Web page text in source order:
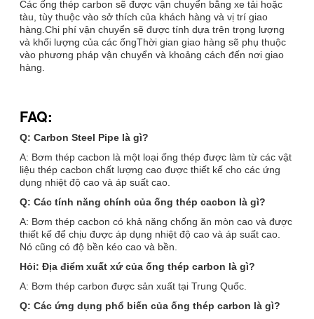
Các ống thép carbon sẽ được vận chuyển bằng xe tải hoặc
tàu, tùy thuộc vào sở thích của khách hàng và vị trí giao
hàng.Chi phí vận chuyển sẽ được tính dựa trên trọng lượng
và khối lượng của các ốngThời gian giao hàng sẽ phụ thuộc
vào phương pháp vận chuyển và khoảng cách đến nơi giao
hàng.
FAQ:
Q: Carbon Steel Pipe là gì?
A: Bơm thép cacbon là một loại ống thép được làm từ các vật
liệu thép cacbon chất lượng cao được thiết kế cho các ứng
dụng nhiệt độ cao và áp suất cao.
Q: Các tính năng chính của ống thép cacbon là gì?
A: Bơm thép cacbon có khả năng chống ăn mòn cao và được
thiết kế để chịu được áp dụng nhiệt độ cao và áp suất cao.
Nó cũng có độ bền kéo cao và bền.
Hỏi: Địa điểm xuất xứ của ống thép carbon là gì?
A: Bơm thép carbon được sản xuất tại Trung Quốc.
Q: Các ứng dụng phổ biến của ống thép carbon là gì?